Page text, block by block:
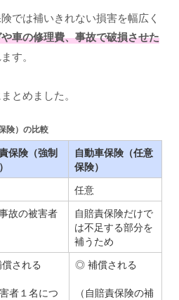
では補いきれない損害を幅広く
車の修理費、事故で破損させた
す。
とめました。
険）の比較
保険（強制
自動車保険（任意
保険）
任意
故の被害者
自賠責保険だけで
は不足する部分を
補うため
される
害者１名につ
◎ 補償される
（自賠責保険の補